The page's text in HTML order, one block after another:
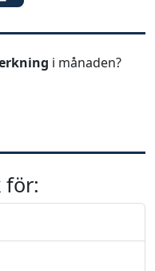
i månaden?
för: